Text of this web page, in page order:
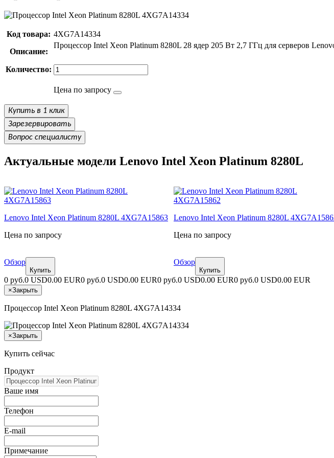
Код товара: 4XG7A14334
Описание:
Процессор Intel Xeon Platinum 8280L 28 ядер 205 Вт 2,7 ГГц для серверов
Количество:
Цена по запросу
Купить в 1 клик
Зарезервировать
Вопрос специалисту
Актуальные модели Lenovo Intel Xeon Platinum 8280L
Lenovo Intel Xeon Platinum 8280L 4XG7A15863
Цена по запросу
Обзор
Купить
Lenovo Intel Xeon Platinum 8280L
Цена по запросу
Обзор
Купить
0 руб.0 USD0.00 EUR0 руб.0 USD0.00 EUR0 руб.0 USD0.00 EUR0 руб.0 USD0.00 EUR
×Закрыть
Процессор Intel Xeon Platinum 8280L 4XG7A14334
×Закрыть
Купить сейчас
Продукт
Ваше имя
Телефон
E-mail
Примечание